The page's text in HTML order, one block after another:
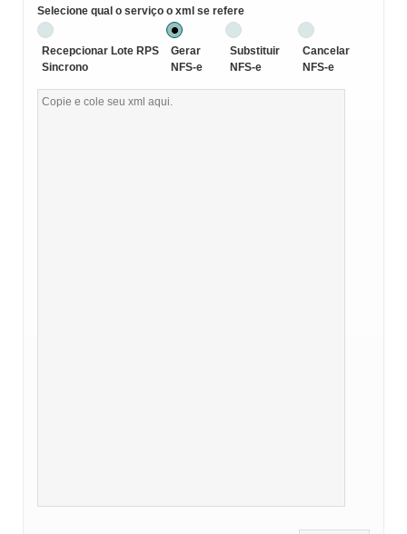
Selecione qual o serviço o xml se refere
Recepcionar Lote RPS
Sincrono
Gerar
NFS-e
Substituir
NFS-e
Cancelar
NFS-e